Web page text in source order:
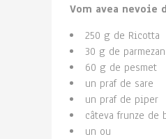
Vom avea nevoie
250 g de Ricotta
30 g de parmezan
60 g de pesmet
un praf de sare
un praf de piper
câteva frunze de
un ou